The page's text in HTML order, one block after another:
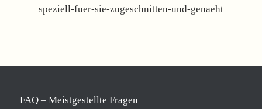
speziell-fuer-sie-zugeschnitten-und-genaeht
FAQ – Meistgestellte Fragen